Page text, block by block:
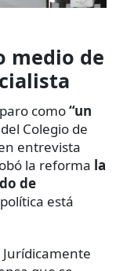
medio de
como“un
Colegio de
entrevista
la reforma la
de
está
Jurídicamente